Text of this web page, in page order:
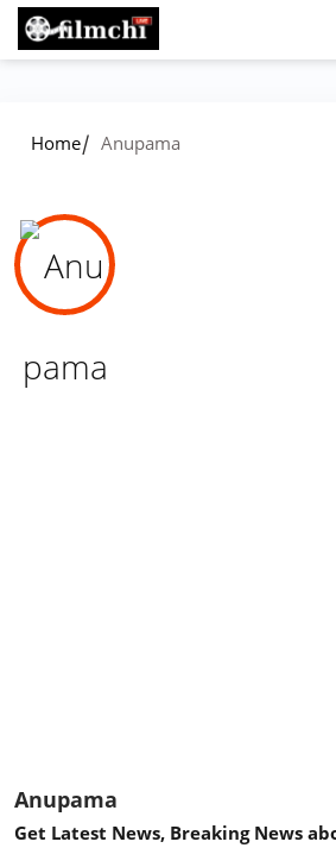
Home/ Anupama
Anupama
Get Latest News, Breaking News